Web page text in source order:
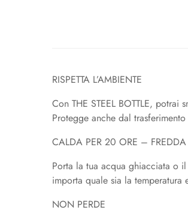
RISPETTA L’AMBIENTE
Con THE STEEL BOTTLE,
Protegge anche dal
CALDA PER 20 ORE – FREDDA
Porta la tua acqua ghiacciata o
importa quale sia la temperatura
NON PERDE